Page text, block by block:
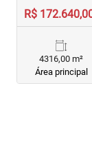
R$
4316,00 m²
Área principal